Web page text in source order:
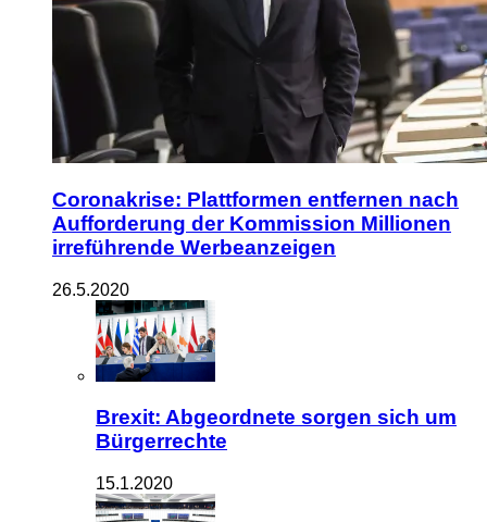
Coronakrise: Plattformen entfernen nach
Aufforderung der Kommission Millionen
irreführende Werbeanzeigen
26.5.2020
Brexit: Abgeordnete sorgen sich um
Bürgerrechte
15.1.2020